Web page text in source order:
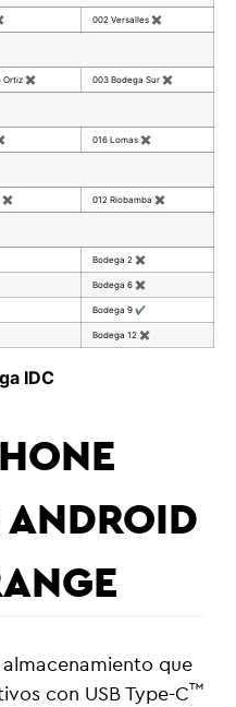
002 Versalles ✖
Ortiz✖ 003 Bodega Sur ✖
016 Lomas ✖
✖ 012 Riobamba ✖
Bodega 2 ✖
Bodega 6 ✖
Bodega 9 ✔
Bodega 12 ✖
IDC
que
con USB Type-C™